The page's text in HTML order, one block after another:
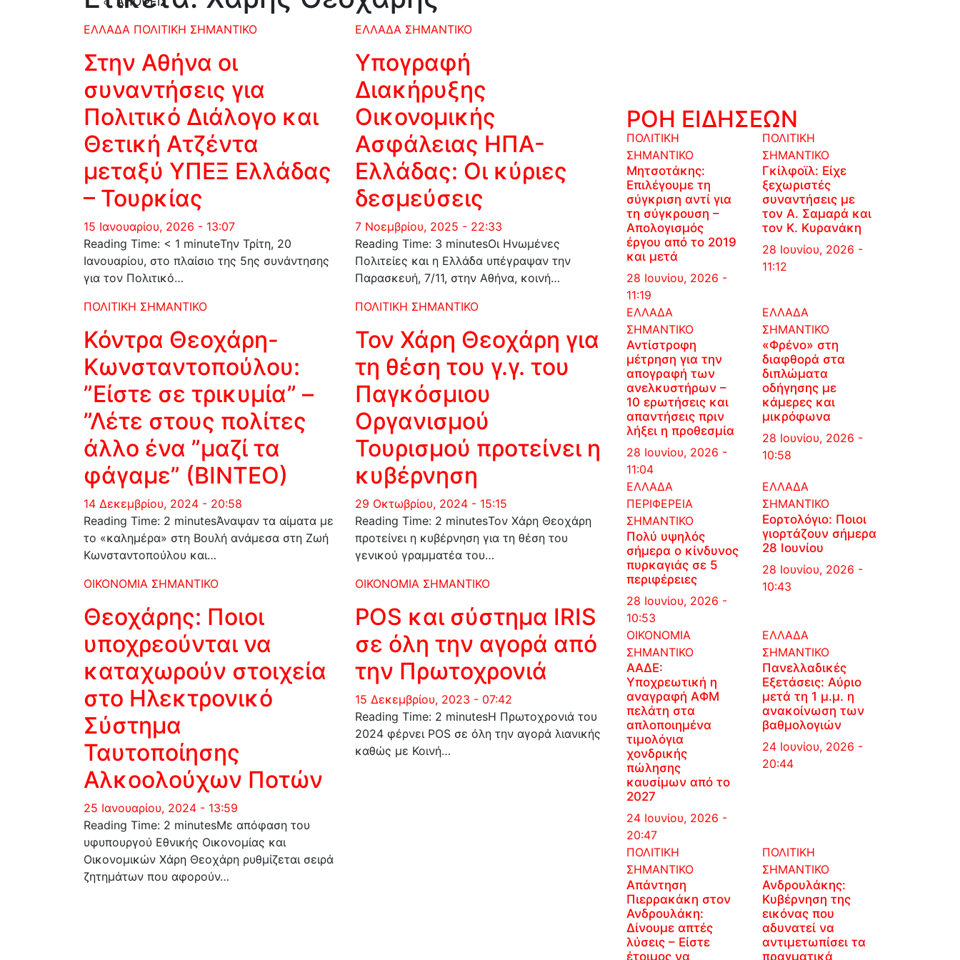
ΕΛΛΑΔΑ ΠΟΛΙΤΙΚΗ ΣΗΜΑΝΤΙΚΟ
Στην Αθήνα οι
συναντήσεις για
Πολιτικό Διάλογο και
Θετική Ατζέντα
μεταξύ ΥΠΕΞ Ελλάδας
– Τουρκίας
15 Ιανουαρίου, 2026 - 13:07
Reading Time: < 1 minuteΤην Τρίτη, 20
Ιανουαρίου, στο πλαίσιο της 5ης συνάντησης
για τον Πολιτικό…
ΕΛΛΑΔΑ ΣΗΜΑΝΤΙΚΟ
Υπογραφή
Διακήρυξης
Οικονομικής
Ασφάλειας ΗΠΑ-
Ελλάδας: Οι κύριες
δεσμεύσεις
7 Νοεμβρίου, 2025 - 22:33
Reading Time: 3 minutesΟι Ηνωμένες
Πολιτείες και η Ελλάδα υπέγραψαν την
Παρασκευή, 7/11, στην Αθήνα, κοινή…
ΠΟΛΙΤΙΚΗ ΣΗΜΑΝΤΙΚΟ
Κόντρα Θεοχάρη-
Κωνσταντοπούλου:
”Είστε σε τρικυμία” –
”Λέτε στους πολίτες
άλλο ένα ”μαζί τα
φάγαμε” (ΒΙΝΤΕΟ)
14 Δεκεμβρίου, 2024 - 20:58
Reading Time: 2 minutesΆναψαν τα αίματα με
το «καλημέρα» στη Βουλή ανάμεσα στη Ζωή
Κωνσταντοπούλου και…
ΠΟΛΙΤΙΚΗ ΣΗΜΑΝΤΙΚΟ
Τον Χάρη Θεοχάρη για
τη θέση του γ.γ. του
Παγκόσμιου
Οργανισμού
Τουρισμού προτείνει η
κυβέρνηση
29 Οκτωβρίου, 2024 - 15:15
Reading Time: 2 minutesΤον Χάρη Θεοχάρη
προτείνει η κυβέρνηση για τη θέση του
γενικού γραμματέα του…
ΟΙΚΟΝΟΜΙΑ ΣΗΜΑΝΤΙΚΟ
Θεοχάρης: Ποιοι
υποχρεούνται να
καταχωρούν στοιχεία
στο Ηλεκτρονικό
Σύστημα
Ταυτοποίησης
Αλκοολούχων Ποτών
25 Ιανουαρίου, 2024 - 13:59
Reading Time: 2 minutesΜε απόφαση του
υφυπουργού Εθνικής Οικονομίας και
Οικονομικών Χάρη Θεοχάρη ρυθμίζεται σειρά
ζητημάτων που αφορούν…
ΟΙΚΟΝΟΜΙΑ ΣΗΜΑΝΤΙΚΟ
POS και σύστημα IRIS
σε όλη την αγορά από
την Πρωτοχρονιά
15 Δεκεμβρίου, 2023 - 07:42
Reading Time: 2 minutesΗ Πρωτοχρονιά του
2024 φέρνει POS σε όλη την αγορά λιανικής
καθώς με Κοινή…
ΡΟΗ ΕΙΔΗΣΕΩΝ
ΠΟΛΙΤΙΚΗ
ΣΗΜΑΝΤΙΚΟ
Μητσοτάκης:
Επιλέγουμε τη
σύγκριση αντί για
τη σύγκρουση –
Απολογισμός
έργου από το 2019
και μετά
28 Ιουνίου, 2026 -
11:19
ΠΟΛΙΤΙΚΗ
ΣΗΜΑΝΤΙΚΟ
Γκίλφοϊλ: Είχε
ξεχωριστές
συναντήσεις με
τον Α. Σαμαρά και
τον Κ. Κυρανάκη
28 Ιουνίου, 2026 -
11:12
ΕΛΛΑΔΑ
ΣΗΜΑΝΤΙΚΟ
Αντίστροφη
μέτρηση για την
απογραφή των
ανελκυστήρων –
10 ερωτήσεις και
απαντήσεις πριν
λήξει η προθεσμία
28 Ιουνίου, 2026 -
11:04
ΕΛΛΑΔΑ
ΣΗΜΑΝΤΙΚΟ
«Φρένο» στη
διαφθορά στα
διπλώματα
οδήγησης με
κάμερες και
μικρόφωνα
28 Ιουνίου, 2026 -
10:58
ΕΛΛΑΔΑ
ΠΕΡΙΦΕΡΕΙΑ
ΣΗΜΑΝΤΙΚΟ
Πολύ υψηλός
σήμερα ο κίνδυνος
πυρκαγιάς σε 5
περιφέρειες
28 Ιουνίου, 2026 -
10:53
ΕΛΛΑΔΑ
ΣΗΜΑΝΤΙΚΟ
Εορτολόγιο: Ποιοι
γιορτάζουν σήμερα
28 Ιουνίου
28 Ιουνίου, 2026 -
10:43
ΟΙΚΟΝΟΜΙΑ
ΣΗΜΑΝΤΙΚΟ
ΑΑΔΕ:
Υποχρεωτική η
αναγραφή ΑΦΜ
πελάτη στα
απλοποιημένα
τιμολόγια
χονδρικής
πώλησης
καυσίμων από το
2027
24 Ιουνίου, 2026 -
20:47
ΕΛΛΑΔΑ
ΣΗΜΑΝΤΙΚΟ
Πανελλαδικές
Εξετάσεις: Αύριο
μετά τη 1 μ.μ. η
ανακοίνωση των
βαθμολογιών
24 Ιουνίου, 2026 -
20:44
ΠΟΛΙΤΙΚΗ
ΣΗΜΑΝΤΙΚΟ
Απάντηση
Πιερρακάκη στον
Ανδρουλάκη:
Δίνουμε απτές
λύσεις – Είστε
έτοιμος να
ΠΟΛΙΤΙΚΗ
ΣΗΜΑΝΤΙΚΟ
Ανδρουλάκης:
Κυβέρνηση της
εικόνας που
αδυνατεί να
αντιμετωπίσει τα
πραγματικά